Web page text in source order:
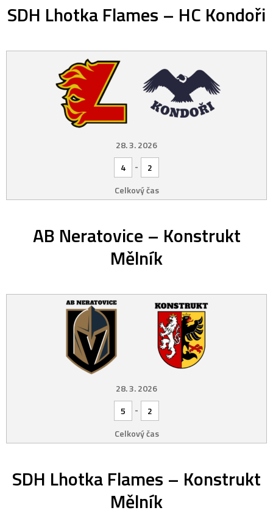
SDH Lhotka Flames – HC Kondoři
28. 3. 2026
4
-
2
Celkový čas
AB Neratovice – Konstrukt
Mělník
28. 3. 2026
5
-
2
Celkový čas
SDH Lhotka Flames – Konstrukt
Mělník